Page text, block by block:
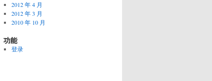
2012 年 4 月
2012 年 3 月
2010 年 10 月
功能
登录